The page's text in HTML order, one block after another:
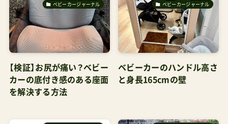
ベビーカージャーナル
【検証】お尻が痛い？ベビー
カーの底付き感のある座面
を解決する方法
ベビーカージャーナル
ベビーカーのハンドル高さ
と身長165cmの壁